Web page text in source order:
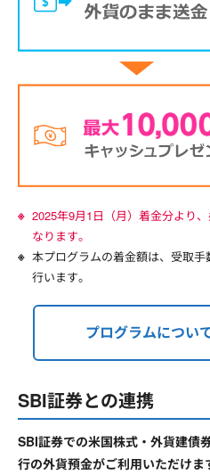
2025年9月1日（月）着金分より
なります。
本プログラムの着金額は、受取
行います。
プログラムについ
SBI証券との連携
SBI証券での米国株式・外貨建債
行の外貨預金がご利用いただけま